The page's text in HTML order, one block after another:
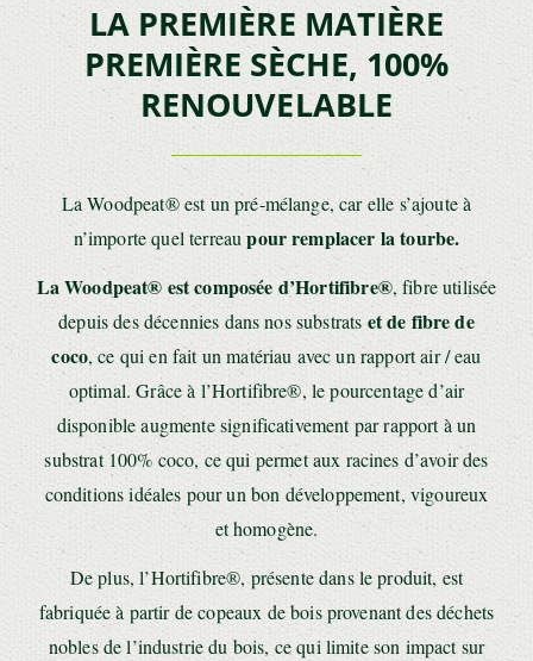
LA PREMIÈRE MATIÈRE
PREMIÈRE SÈCHE, 100%
RENOUVELABLE
La Woodpeat® est un pré-mélange, car elle s’ajoute à
n’importe quel terreaupour remplacer la tourbe.
La Woodpeat® est composée d’Hortifibre®, fibre utilisée
depuis des décennies dans nos substrats et de fibre de
coco, ce qui en fait un matériau avec un rapport air / eau
optimal. Grâce à l’Hortifibre®, le pourcentage d’air
disponible augmente significativement par rapport à un
substrat 100% coco, ce qui permet aux racines d’avoir des
conditions idéales pour un bon développement, vigoureux
et homogène.
De plus, l’Hortifibre®, présente dans le produit, est
fabriquée à partir de copeaux de bois provenant des déchets
nobles de l’industrie du bois, ce qui limite son impact sur